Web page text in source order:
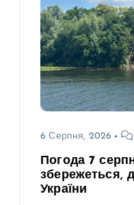
6 Серпня, 2026
Погода 7
збережеться,
України